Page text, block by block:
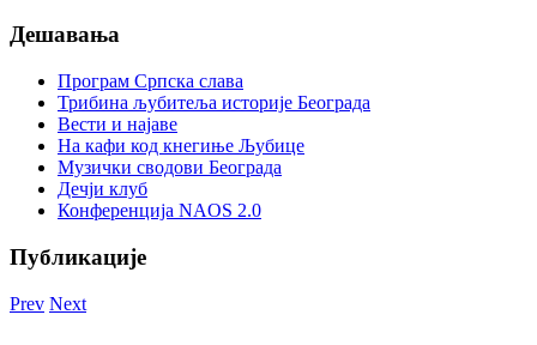
Дешавања
Програм Српска слава
Трибина љубитеља историје Београда
Beсти и најаве
На кафи код кнегиње Љубице
Музички сводови Београда
Дечји клуб
Конференција NAOS 2.0
Публикације
Prev Next